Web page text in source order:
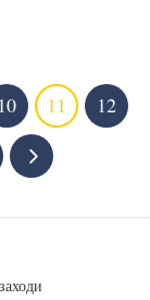
10 11
12